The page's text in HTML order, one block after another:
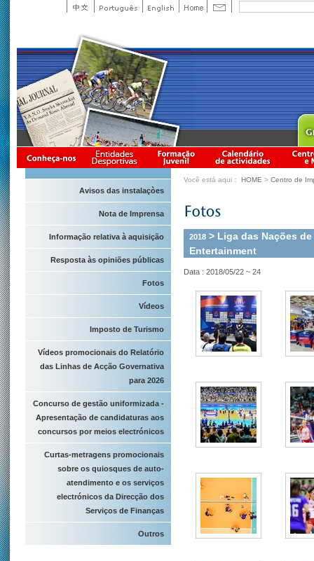
Avisos das instalaçòes
Nota de Imprensa
Informação relativa à aquisição
Resposta às opiniões públicas
Fotos
Vídeos
Imposto de Turismo
Vídeos promocionais do Relatório
das Linhas de Acção Governativa
para 2026
Concurso de gestão uniformizada -
Apresentação de candidaturas aos
concursos por meios electrónicos
Curtas-metragens promocionais
sobre os quiosques de auto-
atendimento e os serviços
electrónicos da Direcção dos
Serviços de Finanças
Outros
Você está aqui： HOME > Centro de
2018 > Liga das Nações
Entertainment
Data : 2018/05/22 ~ 24